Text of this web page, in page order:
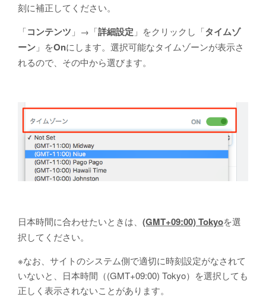
刻に補正してください。
「コンテンツ 」→「詳細設定 」をクリックし「タイムゾ
ーン 」をOnにします。選択可能なタイムゾーンが表示さ
れるので、その中から選びます。
日本時間に合わせたいときは、 (GMT+09:00) Tokyoを選
択してください。
※なお、サイトのシステム側で適切に時刻設定がなされて
いないと、日本時間（(GMT+09:00) Tokyo）を選択しても
正しく表示されないことがあります。